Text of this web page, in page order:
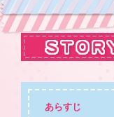
あらすじ